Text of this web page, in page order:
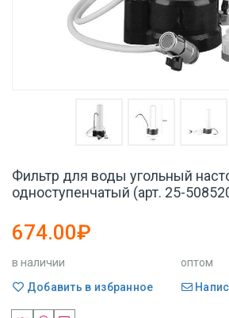
Фильтр для воды угольный
одноступенчатый (арт. 25-
674.00₽
в наличии
оптом
Добавить в избранное